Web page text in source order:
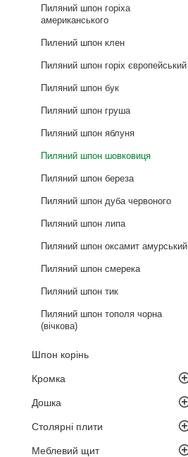
Пиляний шпон горіха
американського
Пилений шпон клен
Пиляний шпон горіх європейський
Пиляний шпон бук
Пиляний шпон груша
Пиляний шпон яблуня
Пиляний шпон шовковиця
Пиляний шпон береза
Пиляний шпон дуба червоного
Пиляний шпон липа
Пиляний шпон оксамит амурський
Пиляний шпон смерека
Пиляний шпон тик
Пиляний шпон тополя чорна
(вічкова)
Шпон корінь
Кромка
Дошка
Столярні плити
Меблевий щит